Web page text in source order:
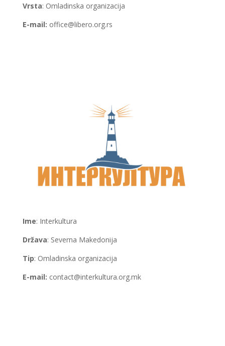
Vrsta: Omladinska organizacija
E-mail: office@libero.org.rs
Ime: Interkultura
Država: Severna Makedonija
Tip: Omladinska organizacija
E-mail: contact@interkultura.org.mk